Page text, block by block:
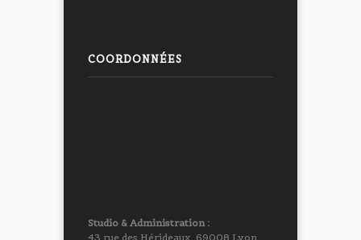
COORDONNÉES
Studio & Administration :
43 rue des Hérideaux, 69008 Lyon